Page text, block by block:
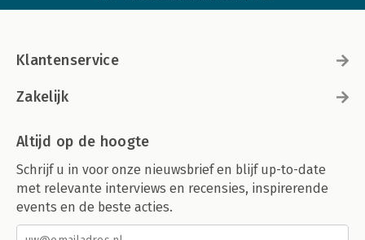
Klantenservice
Zakelijk
Altijd op de hoogte
Schrijf u in voor onze nieuwsbrief en blijf up-to-date
met relevante interviews en recensies, inspirerende
events en de beste acties.